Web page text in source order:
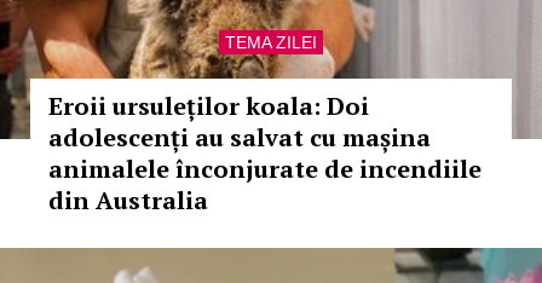
TEMA ZILEI
Eroii ursuleților koala: Doi
adolescenți au salvat cu mașina
animalele înconjurate de incendiile
din Australia